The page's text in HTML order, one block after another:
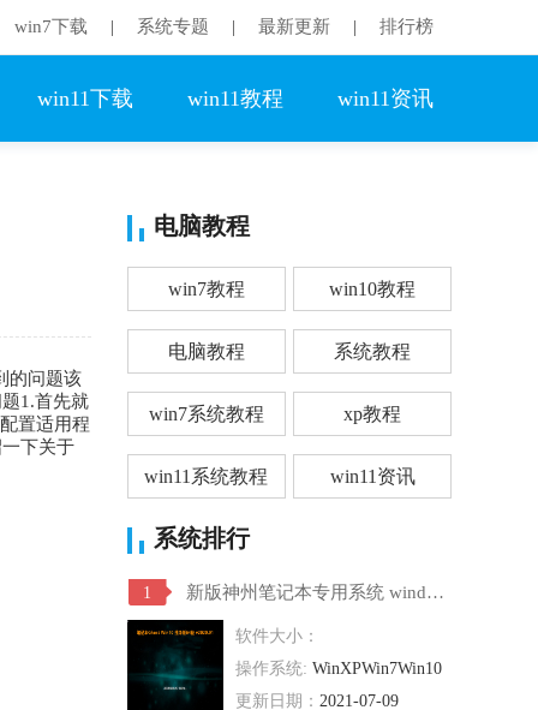
win7下载 系统专题 最新更新 排行榜
win11下载 win11教程 win11资讯
的问题该
1.首先就
置适用程
下关于
电脑教程
win7教程 win10教程
电脑教程 系统教程
win7系统教程 xp教程
win11系统教程 win11资讯
系统排行
1 新版神州笔记本专用系统 windows10 64位 SP1 家庭旗舰版 V2021.07
软件大小：
操作系统: WinXPWin7Win10
更新日期： 2021-07-09